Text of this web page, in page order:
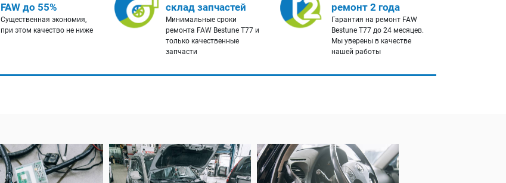
FAW до 55%
Существенная экономия,
при этом качество не ниже
склад запчастей
Минимальные сроки
ремонта FAW Bestune T77 и
только качественные
запчасти
ремонт 2 года
Гарантия на ремонт FAW
Bestune T77 до 24 месяцев.
Мы уверены в качестве
нашей работы